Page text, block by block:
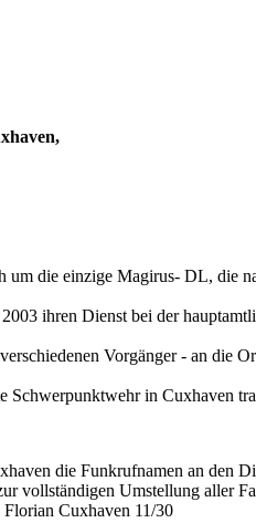
um die einzige Magirus- DL, die
ihren Dienst bei der
Vorgänger - an die
Schwerpunktwehr in Cuxhaven
die Funkrufnamen an den
vollständigen Umstellung aller
Cuxhaven 11/30